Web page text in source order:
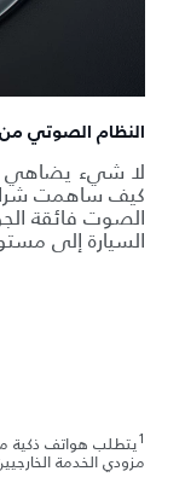
النظام الصوتي من MERIDIAN
كيف ساهمت
الصوت فائقة
السيارة إلى
1يتطلب هواتف ذكية
مزودي الخدمة